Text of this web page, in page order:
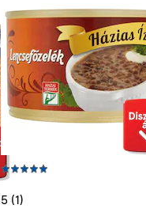
5 (1)